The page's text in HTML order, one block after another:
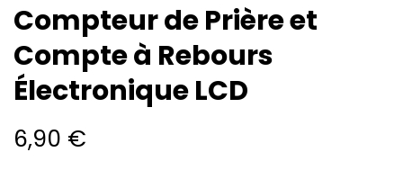
Compteur de Prière et
Compte à Rebours
Électronique LCD
6,90 €